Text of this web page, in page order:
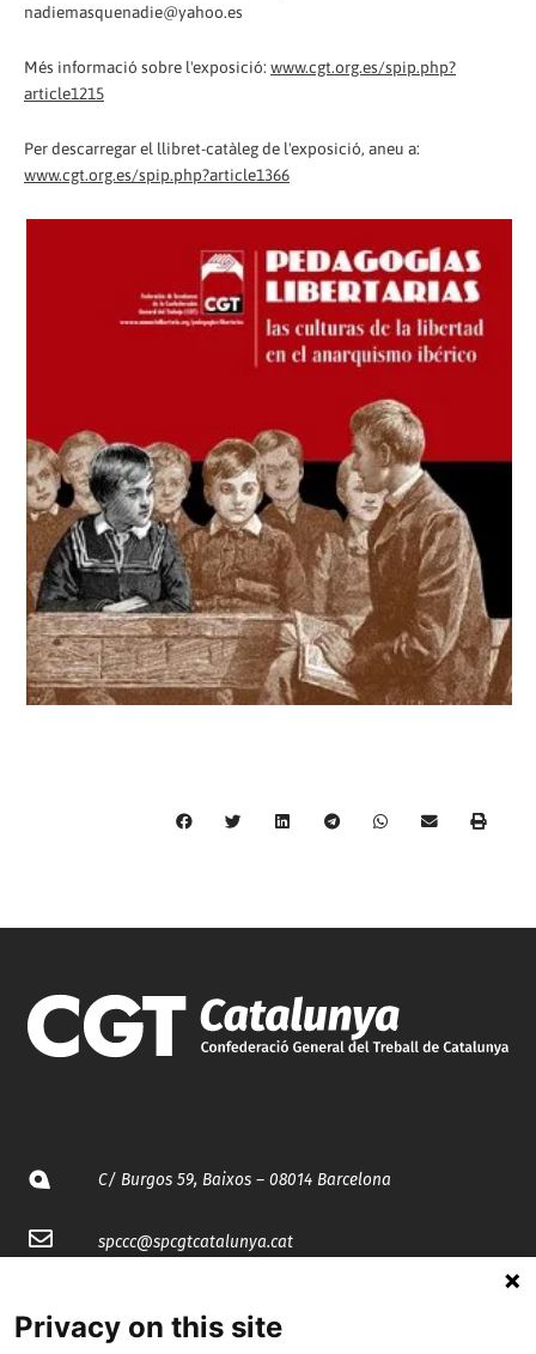
nadiemasquenadie@yahoo.es
Més informació sobre l'exposició: www.cgt.org.es/spip.php?
article1215
Per descarregar el llibret-catàleg de l'exposició, aneu a:
www.cgt.org.es/spip.php?article1366
C/ Burgos 59, Baixos – 08014 Barcelona
spccc@spcgtcatalunya.cat
Privacy on this site